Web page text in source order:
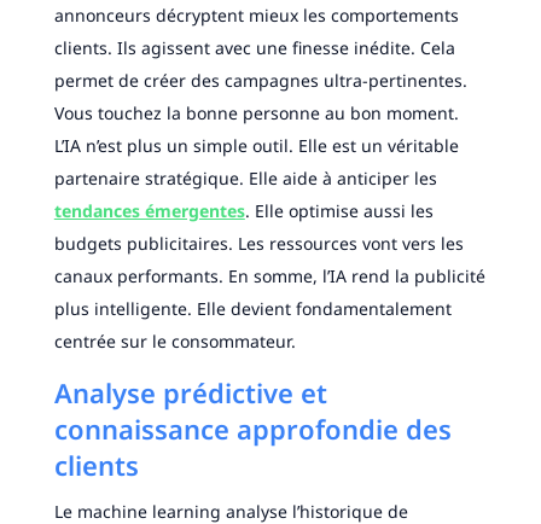
annonceurs décryptent mieux les comportements
clients. Ils agissent avec une finesse inédite. Cela
permet de créer des campagnes ultra-pertinentes.
Vous touchez la bonne personne au bon moment.
L’IA n’est plus un simple outil. Elle est un véritable
partenaire stratégique. Elle aide à anticiper les
tendances émergentes. Elle optimise aussi les
budgets publicitaires. Les ressources vont vers les
canaux performants. En somme, l’IA rend la publicité
plus intelligente. Elle devient fondamentalement
centrée sur le consommateur.
Analyse prédictive et
connaissance approfondie des
clients
Le machine learning analyse l’historique de